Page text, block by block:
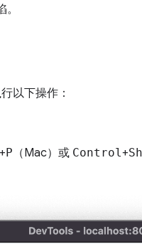
以下操作：
+P （Mac）或 Control+